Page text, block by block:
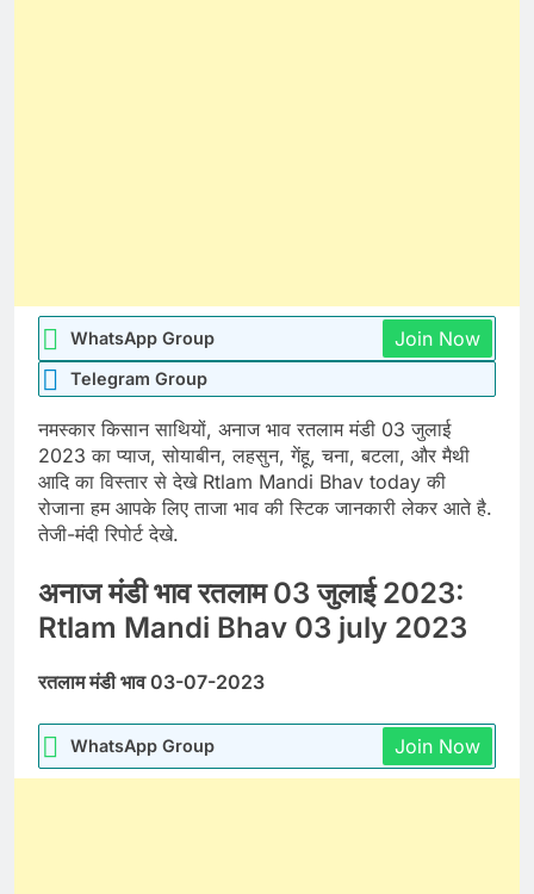
WhatsApp Group Join Now
Telegram Group
नमस्कार किसान साथियों, अनाज भाव रतलाम मंडी 03 जुलाई
2023 का प्याज, सोयाबीन, लहसुन, गेंहू, चना, बटला, और मैथी
आदि का विस्तार से देखे Rtlam Mandi Bhav today की
रोजाना हम आपके लिए ताजा भाव की स्टिक जानकारी लेकर आते है.
तेजी-मंदी रिपोर्ट देखे.
अनाज मंडी भाव रतलाम 03 जुलाई 2023:
Rtlam Mandi Bhav 03 july 2023
रतलाम मंडी भाव 03-07-2023
WhatsApp Group Join Now